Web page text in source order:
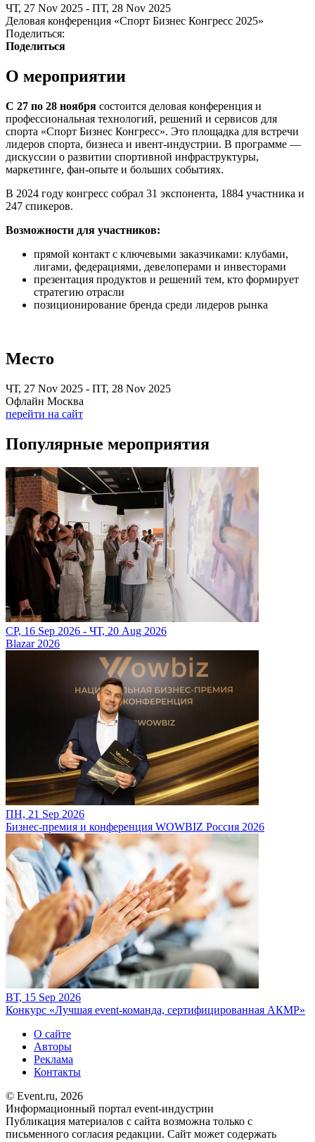
ЧТ, 27 Nov 2025 - ПТ, 28 Nov 2025
Деловая конференция «Спорт Бизнес Конгресс 2025»
Поделиться:
Поделиться
О мероприятии
С 27 по 28 ноября состоится деловая конференция и
профессиональная технологий, решений и сервисов для
спорта «Спорт Бизнес Конгресс». Это площадка для встречи
лидеров спорта, бизнеса и ивент-индустрии. В программе —
дискуссии о развитии спортивной инфраструктуры,
маркетинге, фан-опыте и больших событиях.
В 2024 году конгресс собрал 31 экспонента, 1884 участника и
247 спикеров.
Возможности для участников:
прямой контакт с ключевыми заказчиками: клубами,
лигами, федерациями, девелоперами и инвесторами
презентация продуктов и решений тем, кто формирует
стратегию отрасли
позиционирование бренда среди лидеров рынка
Место
ЧТ, 27 Nov 2025 - ПТ, 28 Nov 2025
Офлайн Москва
перейти на сайт
Популярные мероприятия
СР, 16 Sep 2026 - ЧТ, 20 Aug 2026
Blazar 2026
ПН, 21 Sep 2026
Бизнес-премия и конференция WOWBIZ Россия 2026
ВТ, 15 Sep 2026
Конкурс «Лучшая event-команда, сертифицированная АКМР»
О сайте
Авторы
Реклама
Контакты
© Event.ru, 2026
Информационный портал event-индустрии
Публикация материалов с сайта возможна только с
письменного согласия редакции. Сайт может содержать